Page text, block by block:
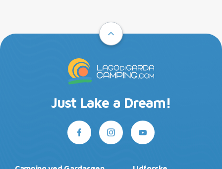
Just Lake a Dream!